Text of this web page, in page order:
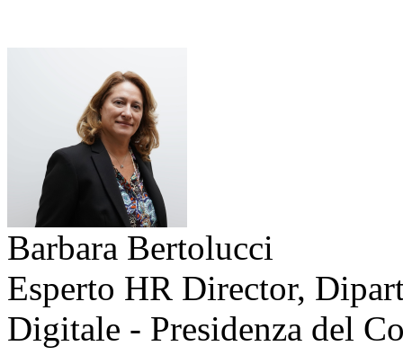
Barbara Bertolucci
Esperto HR Director,
Digitale - Presidenza del